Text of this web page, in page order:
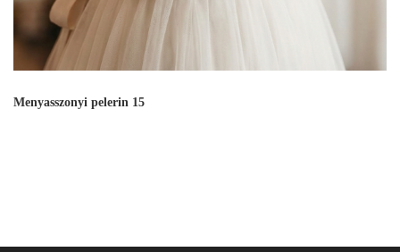
Menyasszonyi pelerin 15